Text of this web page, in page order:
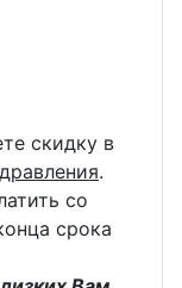
скидку в
.
со
срока